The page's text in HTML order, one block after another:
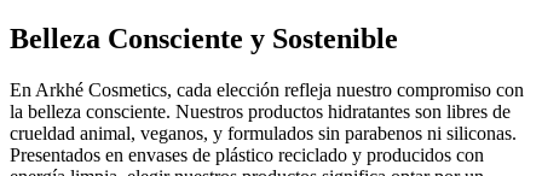
Belleza Consciente y Sostenible
En Arkhé Cosmetics, cada elección refleja nuestro compromiso con
la belleza consciente. Nuestros productos hidratantes son libres de
crueldad animal, veganos, y formulados sin parabenos ni siliconas.
Presentados en envases de plástico reciclado y producidos con